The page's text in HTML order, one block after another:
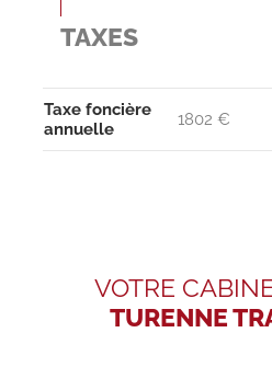
TAXES
Taxe foncière
annuelle
1802 €
VOTRE
TURENNE